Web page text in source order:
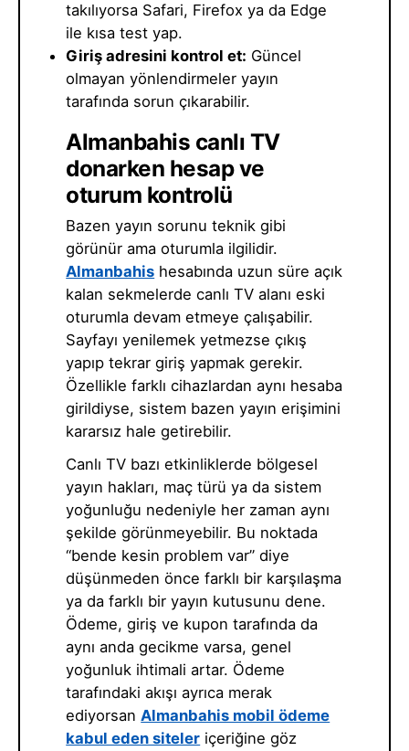
takılıyorsa Safari, Firefox ya da Edge
ile kısa test yap.
Giriş adresini kontrol et: Güncel
olmayan yönlendirmeler yayın
tarafında sorun çıkarabilir.
Almanbahis canlı TV
donarken hesap ve
oturum kontrolü
Bazen yayın sorunu teknik gibi
görünür ama oturumla ilgilidir.
Almanbahis hesabında uzun süre açık
kalan sekmelerde canlı TV alanı eski
oturumla devam etmeye çalışabilir.
Sayfayı yenilemek yetmezse çıkış
yapıp tekrar giriş yapmak gerekir.
Özellikle farklı cihazlardan aynı hesaba
girildiyse, sistem bazen yayın erişimini
kararsız hale getirebilir.
Canlı TV bazı etkinliklerde bölgesel
yayın hakları, maç türü ya da sistem
yoğunluğu nedeniyle her zaman aynı
şekilde görünmeyebilir. Bu noktada
“bende kesin problem var” diye
düşünmeden önce farklı bir karşılaşma
ya da farklı bir yayın kutusunu dene.
Ödeme, giriş ve kupon tarafında da
aynı anda gecikme varsa, genel
yoğunluk ihtimali artar. Ödeme
tarafındaki akışı ayrıca merak
ediyorsanAlmanbahis mobil ödeme
kabul eden siteler içeriğine göz